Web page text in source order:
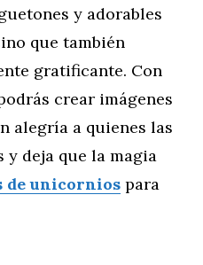
y adorables
que también
gratificante. Con
crear imágenes
alegría a quienes las
y deja que la magia
de unicornios para